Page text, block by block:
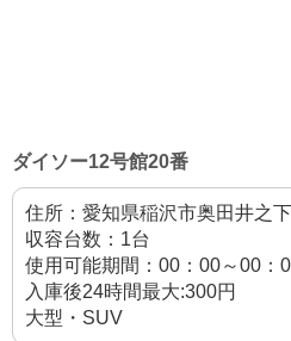
ダイソー12号館20番
住所：愛知県稲沢市奥田井之
収容台数：1台
使用可能期間：00：00～00
入庫後24時間最大:300円
大型・SUV